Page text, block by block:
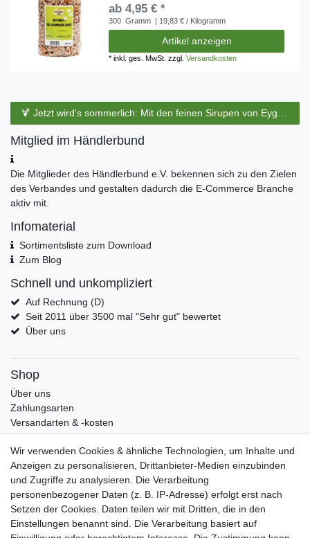
ab 4,95 € *
300 Gramm | 19,83 € / Kilogramm
Artikel anzeigen
*inkl. ges. MwSt. zzgl.Versandkosten
Mitglied im Händlerbund
Die Mitglieder des Händlerbund e.V. bekennen sich zu den Zielen
des Verbandes und gestalten dadurch die E-Commerce Branche
aktiv mit.
Infomaterial
Sortimentsliste zum Download
Zum Blog
Schnell und unkompliziert
Auf Rechnung (D)
Seit 2011 über 3500 mal "Sehr gut" bewertet
Über uns
Shop
Über uns
Zahlungsarten
Versandarten & -kosten
Widerrufsrecht
Warenkorb
Zur Kasse
Mein Konto
Kundenkonto eröffnen
Im Kundenkonto anmelden
Wir verwenden Cookies & ähnliche Technologien, um Inhalte und
Anzeigen zu personalisieren, Drittanbieter-Medien einzubinden
und Zugriffe zu analysieren. Die Verarbeitung
personenbezogener Daten (z. B. IP-Adresse) erfolgt erst nach
Setzen der Cookies. Daten teilen wir mit Dritten, die in den
Einstellungen benannt sind. Die Verarbeitung basiert auf